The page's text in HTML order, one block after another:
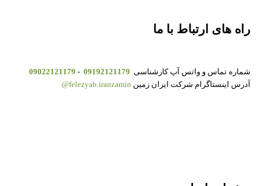
راه های ارتباط با ما
شماره تماس و واتس آپ کارشناسی 09192121179
-
09022121179
آدرس اینستاگرام شرکت ایران زمین felezyab.iranzamin@